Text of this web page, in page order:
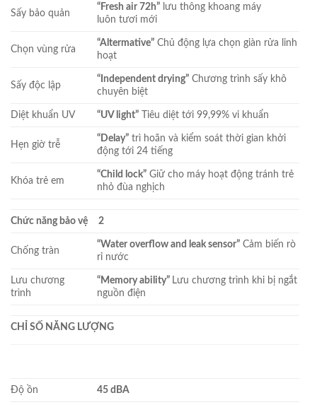
Sấy bảo quản
“Fresh air 72h” lưu thông khoang máy
luôn tươi mới
Chọn vùng rửa
“Altermative” Chủ động lựa chọn giàn rửa linh
hoạt
Sấy độc lập
“Independent drying” Chương trình sấy khô
chuyên biệt
Diệt khuẩn UV “UV light” Tiêu diệt tới 99,99% vi khuẩn
Hẹn giờ trễ
“Delay” trì hoãn và kiểm soát thời gian khởi
động tới 24 tiếng
Khóa trẻ em
“Child lock” Giữ cho máy hoạt động tránh trẻ
nhỏ đùa nghịch
Chức năng bảo vệ 2
Chống tràn
“Water overflow and leak sensor” Cảm biến rò
rỉ nước
Lưu chương
trình
“Memory ability” Lưu chương trình khi bị ngắt
nguồn điện
CHỈ SỐ NĂNG LƯỢNG
Độ ồn 45 dBA